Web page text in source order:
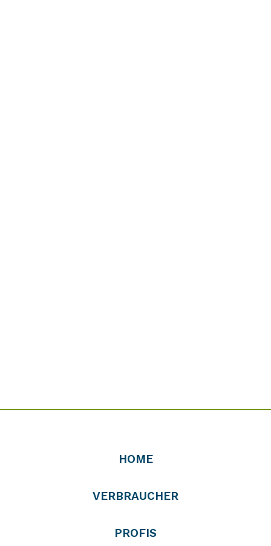
HOME
VERBRAUCHER
PROFIS